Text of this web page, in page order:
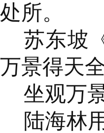
处所。
苏东坡
万景得天
坐观万
陆海林